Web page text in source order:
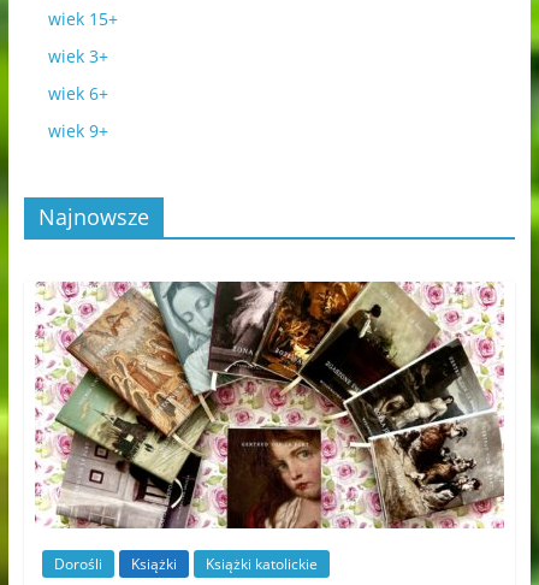
wiek 15+
wiek 3+
wiek 6+
wiek 9+
Najnowsze
Dorośli Książki Książki katolickie